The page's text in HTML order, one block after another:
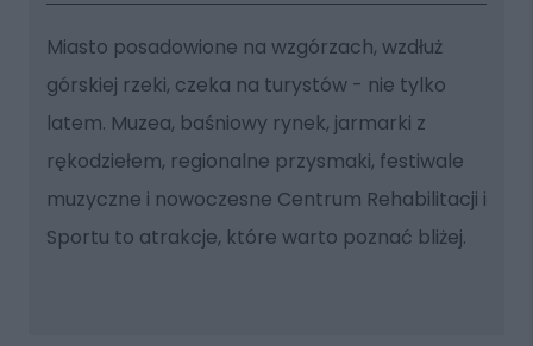
Miasto posadowione na wzgórzach, wzdłuż
górskiej rzeki, czeka na turystów - nie tylko
latem. Muzea, baśniowy rynek, jarmarki z
rękodziełem, regionalne przysmaki, festiwale
muzyczne i nowoczesne Centrum Rehabilitacji i
Sportu to atrakcje, które warto poznać bliżej.